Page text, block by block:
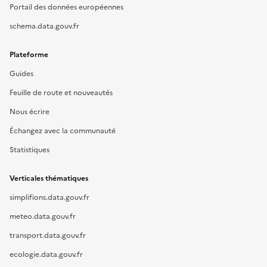
Portail des données européennes
schema.data.gouv.fr
Plateforme
Guides
Feuille de route et nouveautés
Nous écrire
Échangez avec la communauté
Statistiques
Verticales thématiques
simplifions.data.gouv.fr
meteo.data.gouv.fr
transport.data.gouv.fr
ecologie.data.gouv.fr